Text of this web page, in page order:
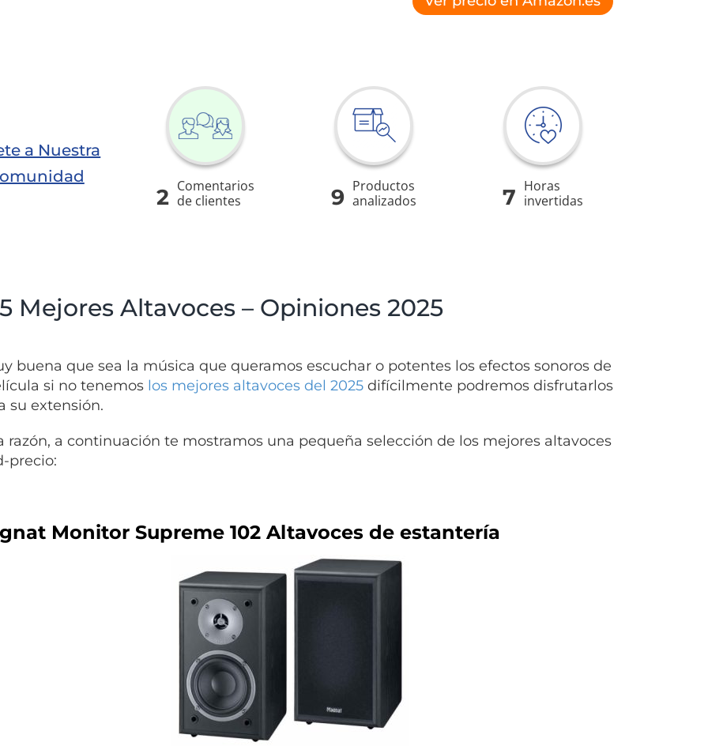
a Nuestra
2 Comentarios
de clientes
9 Productos
analizados
7 Horas
invertidas
Mejores Altavoces – Opiniones 2025
buena que sea la música que queramos escuchar o potentes los efectos sonoros de
si no tenemos los mejores altavoces del 2025difícilmente podremos disfrutarlos
su extensión.
razón, a continuación te mostramos una pequeña selección de los mejores altavoces
precio:
Monitor Supreme 102 Altavoces de estantería